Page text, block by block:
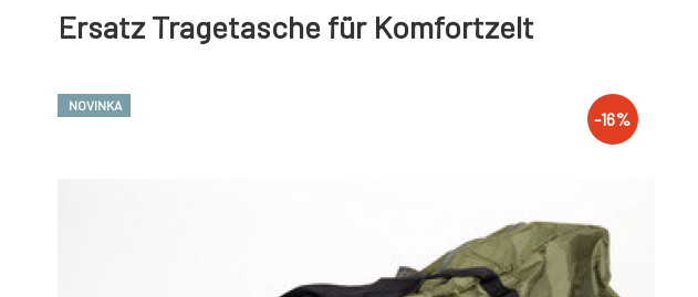
Ersatz Tragetasche für Komfortzelt
NOVINKA
-16%